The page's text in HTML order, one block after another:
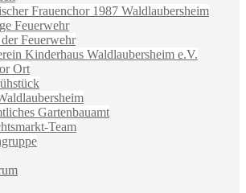
Frauenchor 1987 Waldlaubersheim
Feuerwehr
Feuerwehr
Kinderhaus Waldlaubersheim e.V.
Ort
Gartenbauamt
Team